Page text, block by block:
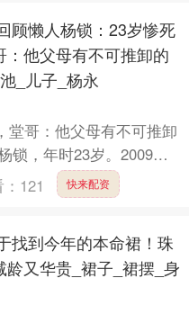
顾懒人杨锁：23岁惨死
：他父母有不可推卸的
_儿子_杨永
堂哥：他父母有不可推卸
锁，年时23岁。2009年
，杨锁不知何故惨死
121 快来配资
找到今年的本命裙！珠
龄又华贵_裙子_裙摆_身